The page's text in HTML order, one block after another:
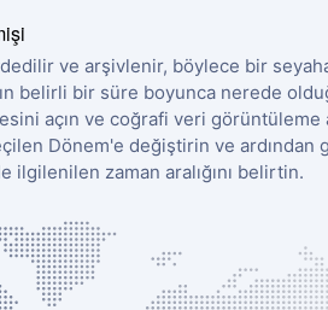
ve arşivlenir, böylece bir
belirli bir süre boyunca nerede
açın ve coğrafi veri görüntüleme
Dönem'e değiştirin ve ardından
zaman aralığını belirtin.